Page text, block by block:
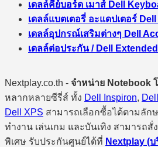
เดลล์คีย์บอร์ด เมาส์ Dell
เดลล์แบตเตอรี่ อะแดปเตอร์
เดลล์อุปกรณ์เสริมต่างๆ Dell
เดลล์ต่อประกัน / Dell
Nextplay.co.th - จำหน่าย Notebook
หลากหลายซีรี่ส์ ทั้ง Dell Inspiron,
Dell XPS สามารถเลือกซื้อได้ตามลัก
ทำงาน เล่นเกม และบันเทิง สามารถ
พิเศษ รับประกันศูนย์ได้ที่ Nextplay (